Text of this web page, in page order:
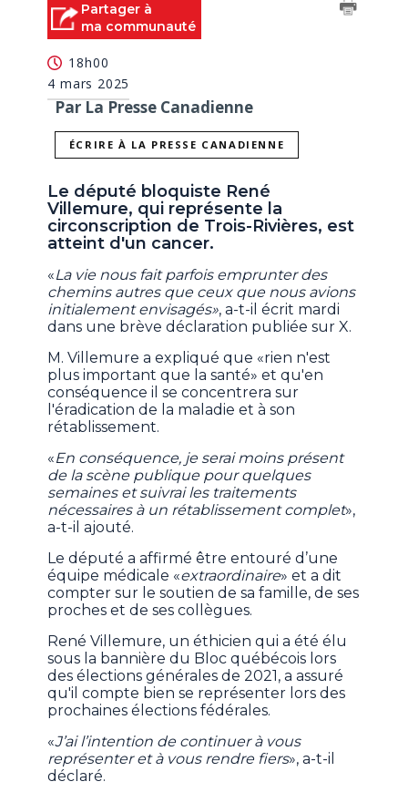
Partager à
ma communauté
18h00
4 mars 2025
Par La Presse Canadienne
ÉCRIRE À LA PRESSE CANADIENNE
Le député bloquiste René
Villemure, qui représente la
circonscription de Trois-Rivières, est
atteint d'un cancer.
«La vie nous fait parfois emprunter des
chemins autres que ceux que nous avions
initialement envisagés», a-t-il écrit mardi
dans une brève déclaration publiée sur X.
M. Villemure a expliqué que «rien n'est
plus important que la santé» et qu'en
conséquence il se concentrera sur
l'éradication de la maladie et à son
rétablissement.
«En conséquence, je serai moins présent
de la scène publique pour quelques
semaines et suivrai les traitements
nécessaires à un rétablissement complet»,
a-t-il ajouté.
Le député a affirmé être entouré d’une
équipe médicale «extraordinaire» et a dit
compter sur le soutien de sa famille, de ses
proches et de ses collègues.
René Villemure, un éthicien qui a été élu
sous la bannière du Bloc québécois lors
des élections générales de 2021, a assuré
qu'il compte bien se représenter lors des
prochaines élections fédérales.
«J’ai l’intention de continuer à vous
représenter et à vous rendre fiers», a-t-il
déclaré.